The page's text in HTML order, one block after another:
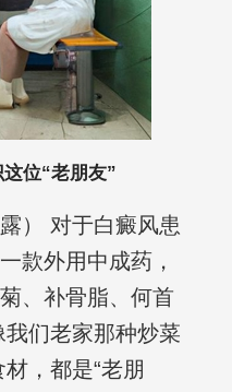
位“老朋友”
） 对于白癜风患
款外用中成药，
、补骨脂、何首
们老家那种炒菜
，都是“老朋